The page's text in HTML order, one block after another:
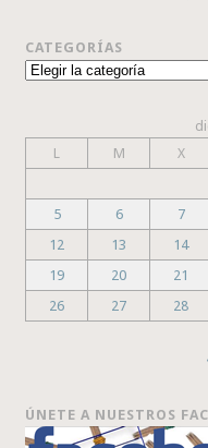
CATEGORÍAS
Categorías
L
M X
5
6 7
12
13 14
19
20 21
26
27 28
ÚNETE A NUESTROS